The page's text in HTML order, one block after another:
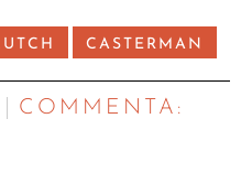
CASTERMAN
C OMMENTA: